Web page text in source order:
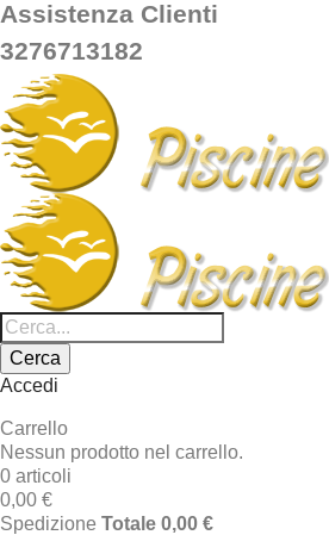
Assistenza Clienti
3276713182
Cerca
Accedi
Carrello
Nessun prodotto nel carrello.
0 articoli
0,00 €
Spedizione Totale 0,00 €